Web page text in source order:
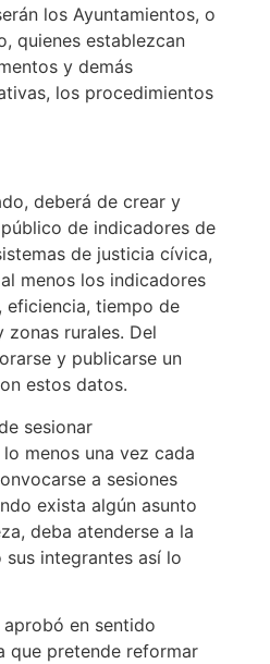
los Ayuntamientos, o
quienes establezcan
y demás
los procedimientos
deberá de crear y
de indicadores de
de justicia cívica,
menos los indicadores
eficiencia, tiempo de
zonas rurales. Del
y publicarse un
estos datos.
sesionar
menos una vez cada
a sesiones
exista algún asunto
deba atenderse a la
integrantes así lo
en sentido
que pretende reformar